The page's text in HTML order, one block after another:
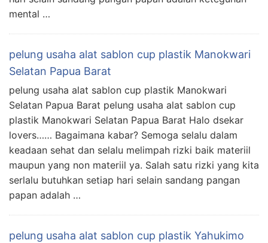
mental …
pelung usaha alat sablon cup plastik Manokwari
Selatan Papua Barat
pelung usaha alat sablon cup plastik Manokwari
Selatan Papua Barat pelung usaha alat sablon cup
plastik Manokwari Selatan Papua Barat Halo dsekar
lovers…… Bagaimana kabar? Semoga selalu dalam
keadaan sehat dan selalu melimpah rizki baik materiil
maupun yang non materiil ya. Salah satu rizki yang kita
serlalu butuhkan setiap hari selain sandang pangan
papan adalah …
pelung usaha alat sablon cup plastik Yahukimo